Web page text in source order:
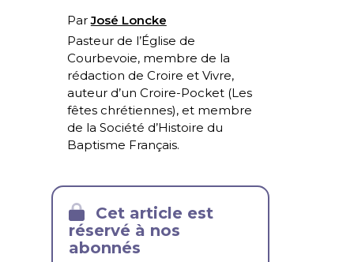
ParJosé Loncke
Pasteur de l’Église de
Courbevoie, membre de la
rédaction de Croire et Vivre,
auteur d’un Croire-Pocket (Les
fêtes chrétiennes), et membre
de la Société d’Histoire du
Baptisme Français.
Cet article est
réservé à nos
abonnés